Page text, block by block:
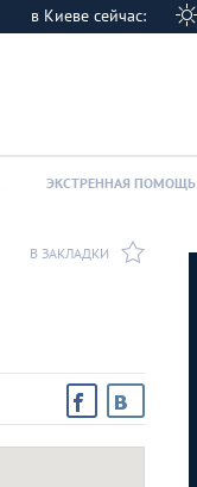
в Киеве сейчас:
ЭКСТРЕННАЯ ПОМОЩЬ
В ЗАКЛАДКИ